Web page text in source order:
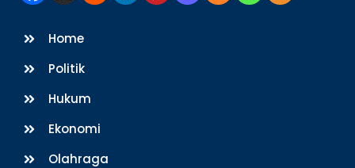
Home
Politik
Hukum
Ekonomi
Olahraga